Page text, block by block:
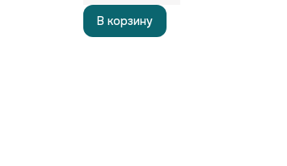
В корзину